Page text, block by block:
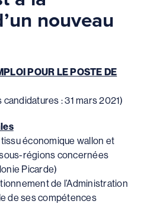
nouveau
POUR LE POSTE DE
: 31 mars 2021)
économique wallon et
régions concernées
Picarde)
de l’Administration
de ses compétences